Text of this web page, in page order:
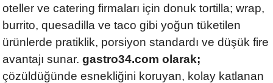
oteller ve catering firmaları için donuk tortilla; wrap,
burrito, quesadilla ve taco gibi yoğun tüketilen
ürünlerde pratiklik, porsiyon standardı ve düşük fire
avantajı sunar. gastro34.com olarak;
çözüldüğünde esnekliğini koruyan, kolay katlanan